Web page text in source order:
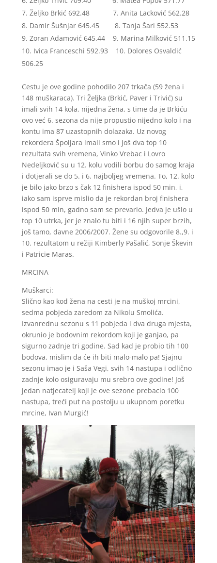
Željko Brkić 692.48 7. Anita Lacković 562.28
Damir Šušnjar 645.45 8. Tanja Šari 552.53
Zoran Adamović 645.44 9. Marina Milković 511.15
Ivica Franceschi 592.93 10. Dolores Osvaldić
506.25
Cestu je ove godine pohodilo 207 trkača (59 žena i
148 muškaraca). Tri Željka (Brkić, Paver i Trivić) su
imali svih 14 kola, nijedna žena, s time da je Brkiću
ovo već 6. sezona da nije propustio nijedno kolo i na
kontu ima 87 uzastopnih dolazaka. Uz novog
rekordera Špoljara imali smo i još dva top 10
rezultata svih vremena, Vinko Vrebac i Lovro
Nedeljković su u 12. kolu vodili borbu do samog kraja
i dotjerali se do 5. i 6. najboljeg vremena. To, 12. kolo
je bilo jako brzo s čak 12 finishera ispod 50 min, i,
iako sam isprve mislio da je rekordan broj finishera
ispod 50 min, gadno sam se prevario. Jedva je ušlo u
top 10 utrka, jer je znalo tu biti i 16 njih super brzih,
još tamo, davne 2006/2007. Žene su odgovorile 8.,9. i
10. rezultatom u režiji Kimberly Pašalić, Sonje Škevin
i Patricie Maras.
MRCINA
Muškarci:
Slično kao kod žena na cesti je na muškoj mrcini,
sedma pobjeda zaredom za Nikolu Smolića.
Izvanrednu sezonu s 11 pobjeda i dva druga mjesta,
okrunio je bodovnim rekordom koji je ganjao, pa
sigurno zadnje tri godine. Sad kad je probio tih 100
bodova, mislim da će ih biti malo-malo pa! Sjajnu
sezonu imao je i Saša Vegi, svih 14 nastupa i odlično
zadnje kolo osiguravaju mu srebro ove godine! Još
jedan natjecatelj koji je ove sezone prebacio 100
nastupa, treći put na postolju u ukupnom poretku
mrcine, Ivan Murgić!